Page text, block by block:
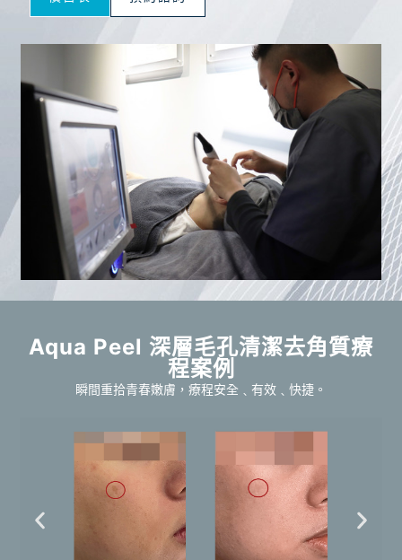
Aqua Peel 深層毛孔清潔去角質療
程案例
瞬間重拾青春嫩膚，療程安全﹑有效﹑快捷。